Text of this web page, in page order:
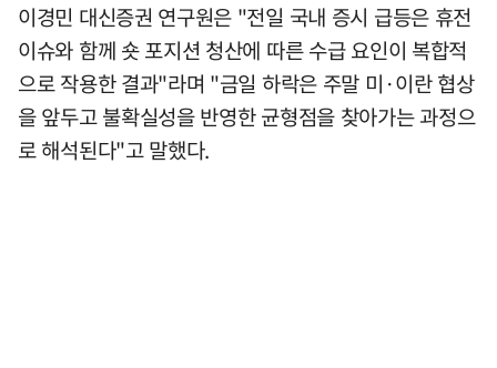
이경민 대신증권 연구원은 "전일 국내 증시 급등은 휴전
이슈와 함께 숏 포지션 청산에 따른 수급 요인이 복합적
으로 작용한 결과"라며 "금일 하락은 주말 미·이란 협상
을 앞두고 불확실성을 반영한 균형점을 찾아가는 과정으
로 해석된다"고 말했다.